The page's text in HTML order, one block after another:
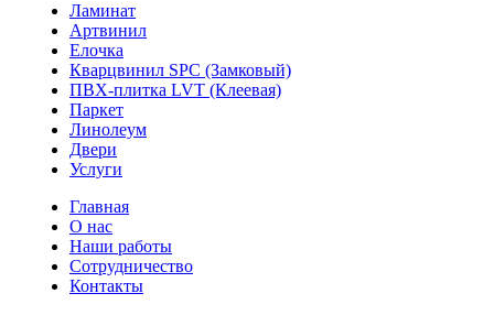
Ламинат
Артвинил
Елочка
Кварцвинил SPC (Замковый)
ПВХ-плитка LVT (Клеевая)
Паркет
Линолеум
Двери
Услуги
Главная
О нас
Наши работы
Сотрудничество
Контакты